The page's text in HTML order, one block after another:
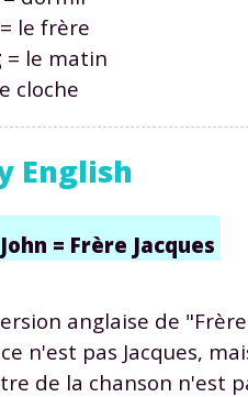
= le frère
= le matin
cloche
English
= Frère Jacques
anglaise de "Frère
n'est pas Jacques,
de la chanson n'est